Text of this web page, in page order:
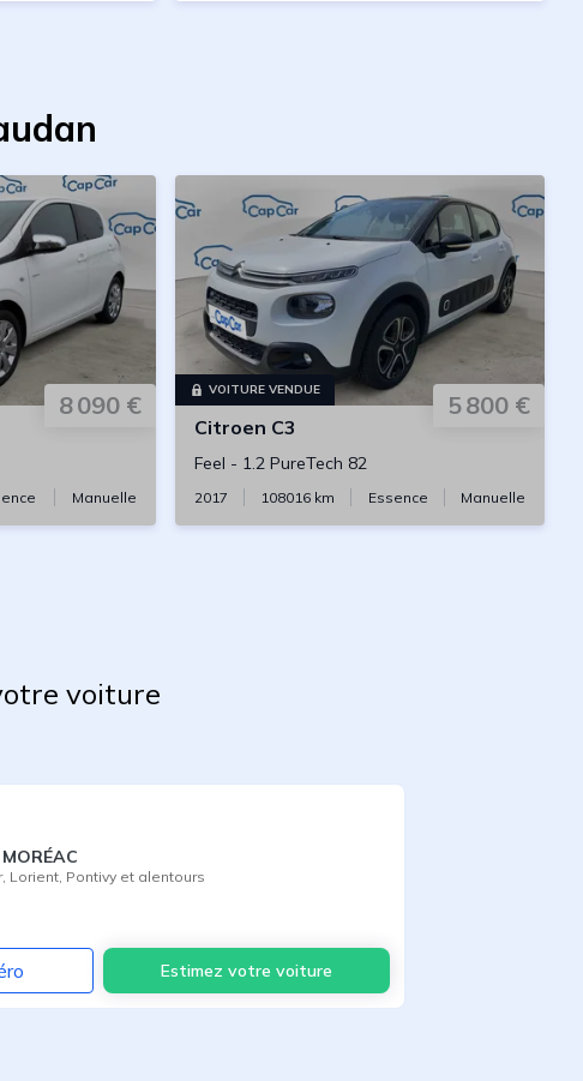
8 090 €
Manuelle
VOITURE VENDUE
5 800 €
Citroen C3
Feel - 1.2 PureTech 82
2017 108016 km Essence Manuelle
voiture
, Lorient Pontivy et alentours
Estimez votre voiture